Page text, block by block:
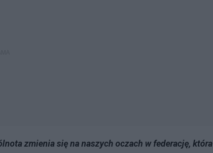
zmienia się na naszych oczach w federację, która